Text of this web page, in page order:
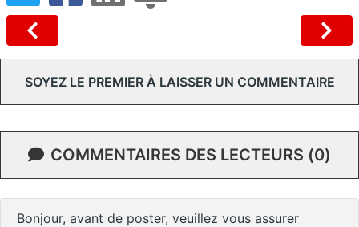
SOYEZ LE PREMIER À LAISSER UN COMMENTAIRE
COMMENTAIRES DES LECTEURS (0)
Bonjour, avant de poster, veuillez vous assurer